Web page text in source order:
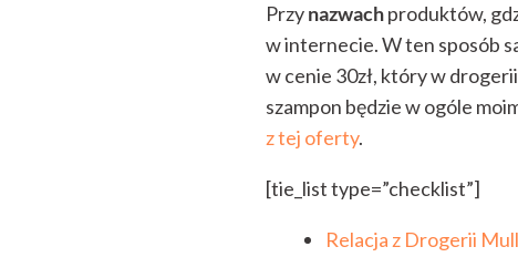
Przynazwachproduktów,
w internecie. W ten sposób
w cenie 30zł, który w
szampon będzie w ogóle
z tej oferty.
[tie_list type=”checklist”]
Relacja z Drogerii